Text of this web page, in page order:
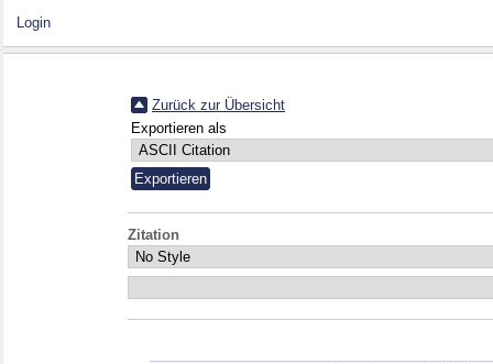
Login
Zurück zur Übersicht
Exportieren als
Zitation